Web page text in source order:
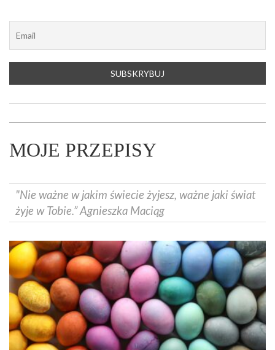
MOJE PRZEPISY
"Nie ważne w jakim świecie żyjesz, ważne jaki świat
żyje w Tobie.” Agnieszka Maciąg